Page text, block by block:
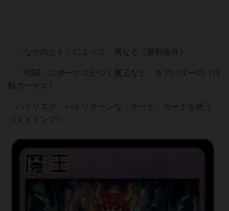
・「なかのヒト」によって、異なる《勝利条件》
・「戦闘」にボーナスがつく魔王など、各アバターの《行
動ボーナス》
・ハイリスク・ハイリターンな「チート」カードを使う
《タイミング》